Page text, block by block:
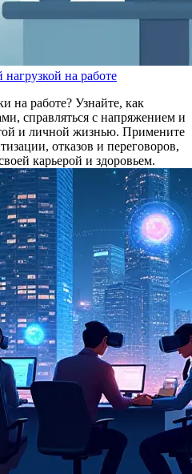
на работе
на работе? Узнайте, как
справляться с напряжением и
и личной жизнью. Примените
отказов и переговоров,
карьерой и здоровьем.